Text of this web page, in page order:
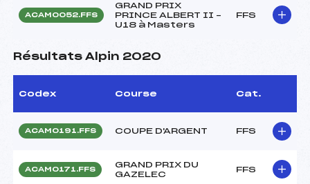
ACAM0052.FFS
GRAND PRIX
PRINCE ALBERT II –
U18 à Masters
FFS
Résultats Alpin 2020
Codex Course Cat.
ACAM0191.FFS COUPE D'ARGENT FFS
ACAM0171.FFS
GRAND PRIX DU
GAZELEC
FFS